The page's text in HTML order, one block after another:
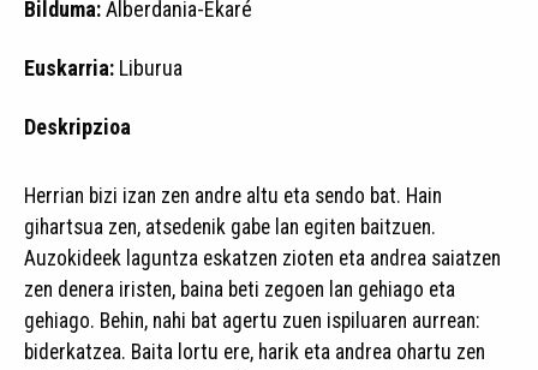
Bilduma:Alberdania-Ekaré
Euskarria: Liburua
Deskripzioa
Herrian bizi izan zen andre altu eta sendo bat. Hain
gihartsua zen, atsedenik gabe lan egiten baitzuen.
Auzokideek laguntza eskatzen zioten eta andrea saiatzen
zen denera iristen, baina beti zegoen lan gehiago eta
gehiago. Behin, nahi bat agertu zuen ispiluaren aurrean:
biderkatzea. Baita lortu ere, harik eta andrea ohartu zen